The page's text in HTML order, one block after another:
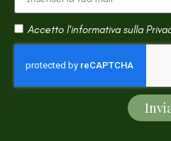
Accetto l'informativa sulla